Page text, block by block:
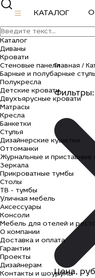
КАТАЛОГ О
Каталог
Диваны
Кровати
Стеновые панели
Барные и полубарные
Полукресла
Детские кровати
Двухъярусные кровати
Матрасы
Кресла
Банкетки
Стулья
Дизайнерские кушетки
Оттоманки
Журнальные и приставные
Зеркала
Прикроватные тумбы
Столы
ТВ - тумбы
Уличная мебель
Аксессуары
Консоли
Мебель для отелей и
О компании
Доставка и оплата
Гарантии
Проекты
Дизайнерам
Контакты и шоурумы
Главная /
Фильтры:
Цена,